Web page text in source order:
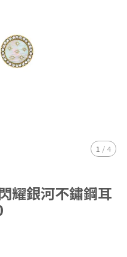
1 / 4
耀銀河不鏽鋼耳